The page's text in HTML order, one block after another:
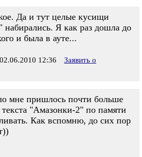
Да и тут целые кусищи
Я как раз дошла до
и была в ауте...
12:36
Заявить о
мне пришлось почти больше
"Амазонки-2" по памяти
Как вспомню, до сих пор